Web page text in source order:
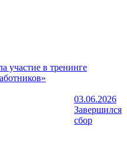
участие в тренинге
03.06.2026
Завершился
сбор